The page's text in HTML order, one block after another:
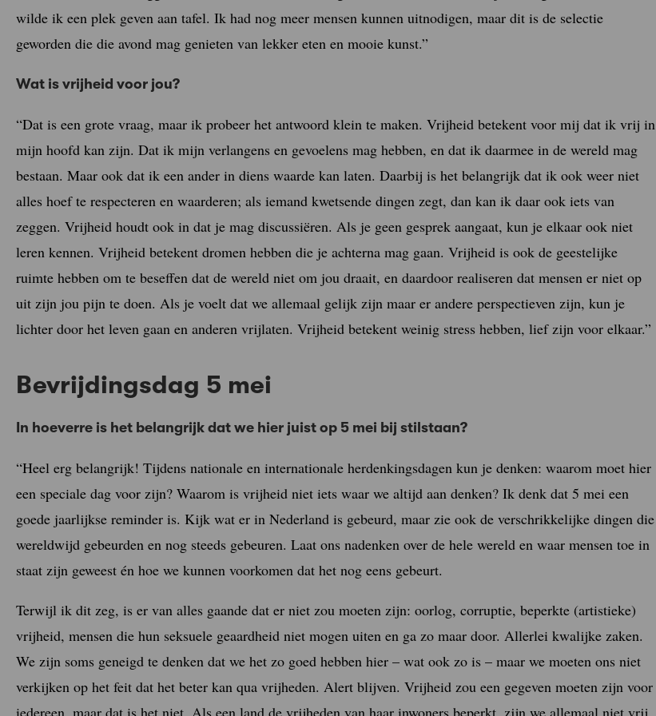
wilde ik een plek geven aan tafel. Ik had nog meer mensen kunnen uitnodigen, maar dit is de selectie
geworden die die avond mag genieten van lekker eten en mooie kunst.”
Wat is vrijheid voor jou?
“Dat is een grote vraag, maar ik probeer het antwoord klein te maken. Vrijheid betekent voor mij dat ik vrij in
mijn hoofd kan zijn. Dat ik mijn verlangens en gevoelens mag hebben, en dat ik daarmee in de wereld mag
bestaan. Maar ook dat ik een ander in diens waarde kan laten. Daarbij is het belangrijk dat ik ook weer niet
alles hoef te respecteren en waarderen; als iemand kwetsende dingen zegt, dan kan ik daar ook iets van
zeggen. Vrijheid houdt ook in dat je mag discussiëren. Als je geen gesprek aangaat, kun je elkaar ook niet
leren kennen. Vrijheid betekent dromen hebben die je achterna mag gaan. Vrijheid is ook de geestelijke
ruimte hebben om te beseffen dat de wereld niet om jou draait, en daardoor realiseren dat mensen er niet op
uit zijn jou pijn te doen. Als je voelt dat we allemaal gelijk zijn maar er andere perspectieven zijn, kun je
lichter door het leven gaan en anderen vrijlaten. Vrijheid betekent weinig stress hebben, lief zijn voor elkaar.”
Bevrijdingsdag 5 mei
In hoeverre is het belangrijk dat we hier juist op 5 mei bij stilstaan?
“Heel erg belangrijk! Tijdens nationale en internationale herdenkingsdagen kun je denken: waarom moet hier
een speciale dag voor zijn? Waarom is vrijheid niet iets waar we altijd aan denken? Ik denk dat 5 mei een
goede jaarlijkse reminder is. Kijk wat er in Nederland is gebeurd, maar zie ook de verschrikkelijke dingen die
wereldwijd gebeurden en nog steeds gebeuren. Laat ons nadenken over de hele wereld en waar mensen toe in
staat zijn geweest én hoe we kunnen voorkomen dat het nog eens gebeurt.
Terwijl ik dit zeg, is er van alles gaande dat er niet zou moeten zijn: oorlog, corruptie, beperkte (artistieke)
vrijheid, mensen die hun seksuele geaardheid niet mogen uiten en ga zo maar door. Allerlei kwalijke zaken.
We zijn soms geneigd te denken dat we het zo goed hebben hier – wat ook zo is – maar we moeten ons niet
verkijken op het feit dat het beter kan qua vrijheden. Alert blijven. Vrijheid zou een gegeven moeten zijn voor
iedereen, maar dat is het niet. Als een land de vrijheden van haar inwoners beperkt, zijn we allemaal niet vrij.